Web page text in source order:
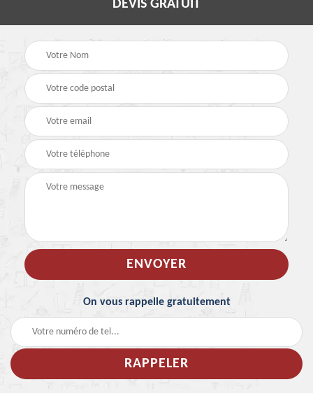
DEVIS GRATUIT
On vous rappelle gratuitement